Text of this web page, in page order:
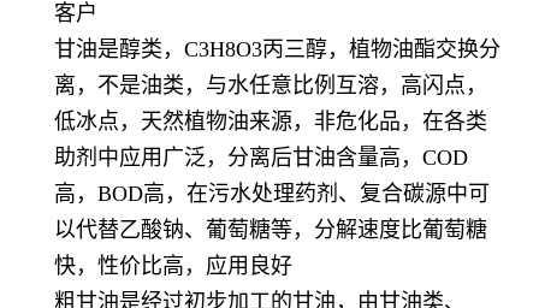
客户
甘油是醇类，C3H8O3丙三醇，植物油酯交换分
离，不是油类，与水任意比例互溶，高闪点，
低冰点，天然植物油来源，非危化品，在各类
助剂中应用广泛，分离后甘油含量高，COD
高，BOD高，在污水处理药剂、复合碳源中可
以代替乙酸钠、葡萄糖等，分解速度比葡萄糖
快，性价比高，应用良好
粗甘油是经过初步加工的甘油，由甘油类、